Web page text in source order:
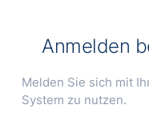
Anmelden
Melden Sie sich mit
System zu nutzen.